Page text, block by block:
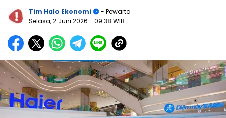
Tim Halo Ekonomi
- Pewarta
Selasa, 2 Juni 2026 - 09:38 WIB